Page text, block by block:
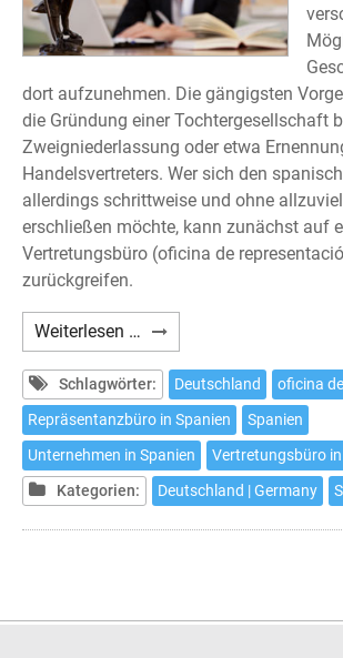
dort aufzunehmen. Die gängigsten
die Gründung einer Tochtergesellschaft
Zweigniederlassung oder etwa
Handelsvertreters. Wer sich den
allerdings schrittweise und ohne
erschließen möchte, kann zunächst auf
Vertretungsbüro (oficina de
zurückgreifen.
Weiterlesen … Das
Vertretungsbüro
in
Spanien
Schlagwörter: Deutschland
oficina
Repräsentanzbüro in Spanien
Spanien
Unternehmen in Spanien
Vertretungsbüro in
Kategorien:
Deutschland | Germany